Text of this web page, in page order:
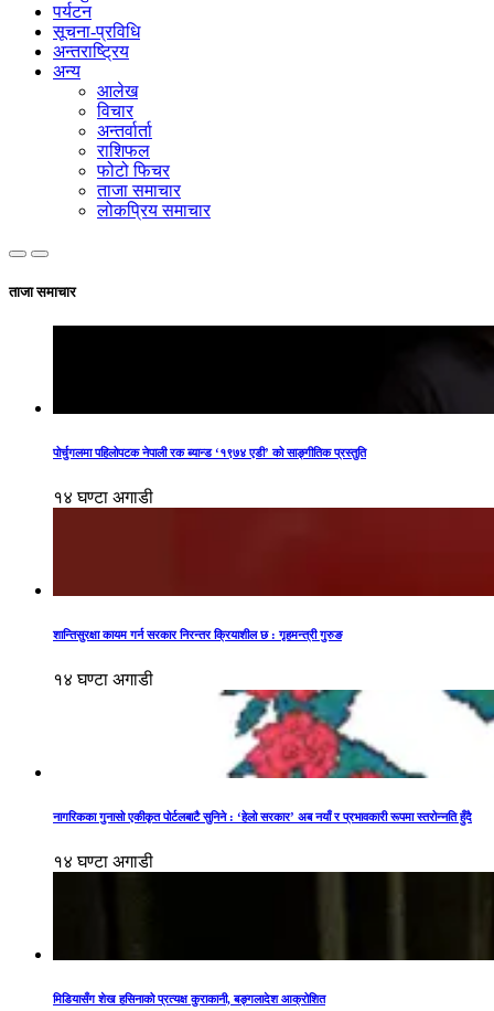
पर्यटन
सूचना-प्रविधि
अन्तराष्ट्रिय
अन्य
आलेख
विचार
अन्तर्वार्ता
राशिफल
फोटो फिचर
ताजा समाचार
लोकप्रिय समाचार
ताजा समाचार
पोर्चुगलमा पहिलोपटक नेपाली रक ब्यान्ड ‘१९७४ एडी’ को साङ्गीतिक प्रस्तुति
१४ घण्टा अगाडी
शान्तिसुरक्षा कायम गर्न सरकार निरन्तर क्रियाशील छ : गृहमन्त्री गुरुङ
१४ घण्टा अगाडी
नागरिकका गुनासो एकीकृत पोर्टलबाटै सुनिने : ‘हेलो सरकार’ अब नयाँ र प्रभावकारी रूपमा स्तरोन्नति हुँदै
१४ घण्टा अगाडी
मिडियासँग शेख हसिनाको प्रत्यक्ष कुराकानी, बङ्गलादेश आक्रोशित